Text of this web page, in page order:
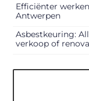
Efficiënter
Antwerpen
Asbestkeuring:
verkoop of